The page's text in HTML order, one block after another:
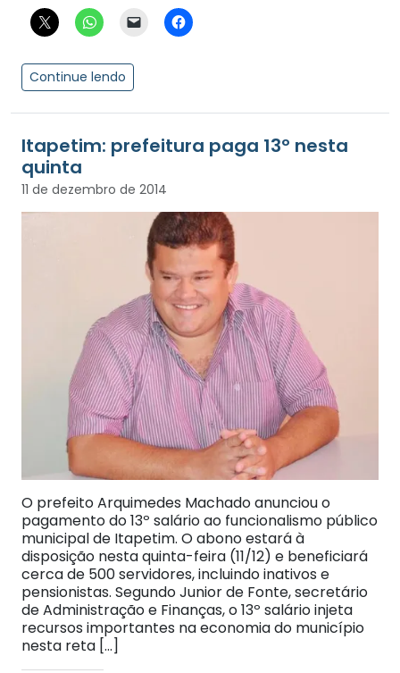
Continue lendo
Itapetim: prefeitura paga 13º nesta
quinta
11 de dezembro de 2014
O prefeito Arquimedes Machado anunciou o
pagamento do 13º salário ao funcionalismo público
municipal de Itapetim. O abono estará à
disposição nesta quinta-feira (11/12) e beneficiará
cerca de 500 servidores, incluindo inativos e
pensionistas. Segundo Junior de Fonte, secretário
de Administração e Finanças, o 13º salário injeta
recursos importantes na economia do município
nesta reta […]